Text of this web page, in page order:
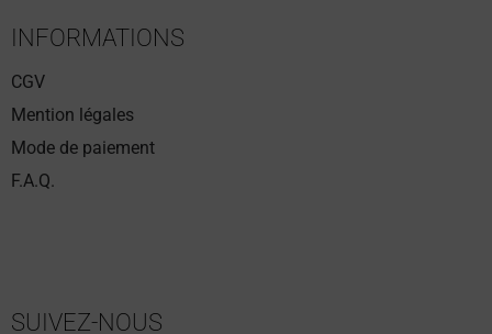
INFORMATIONS
CGV
Mention légales
Mode de paiement
F.A.Q.
SUIVEZ-NOUS